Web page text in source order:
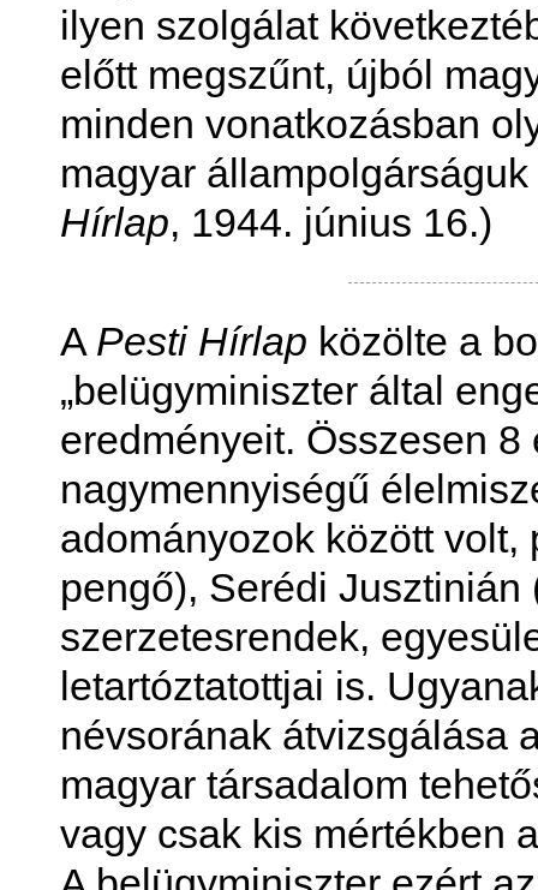
ilyen szolgálat
előtt megszűnt, újból
minden vonatkozásban
magyar
Hírlap, 1944. június 16.)
A Pesti Hírlap közölte a
„belügyminiszter által
eredményeit. Összesen
nagymennyiségű
adományozok között
pengő), Serédi
szerzetesrendek,
letartóztatottjai is.
névsorának átvizsgálása
magyar társadalom
vagy csak kis mértékben